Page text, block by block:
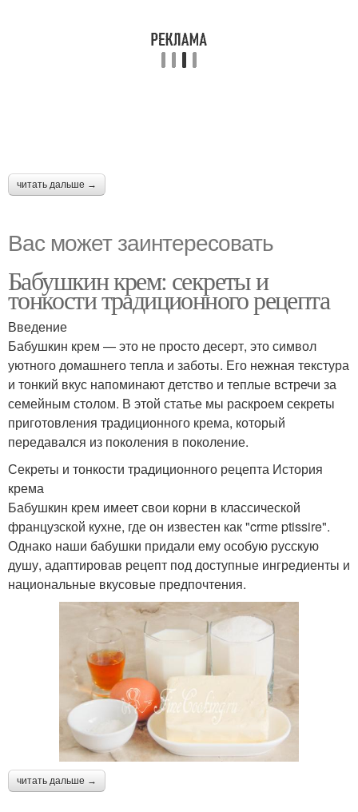
читать дальше →
Вас может заинтересовать
Бабушкин крем: секреты и
тонкости традиционного рецепта
Введение
Бабушкин крем — это не просто десерт, это символ
уютного домашнего тепла и заботы. Его нежная текстура
и тонкий вкус напоминают детство и теплые встречи за
семейным столом. В этой статье мы раскроем секреты
приготовления традиционного крема, который
передавался из поколения в поколение.
Секреты и тонкости традиционного рецепта История
крема
Бабушкин крем имеет свои корни в классической
французской кухне, где он известен как "crme ptissire".
Однако наши бабушки придали ему особую русскую
душу, адаптировав рецепт под доступные ингредиенты и
национальные вкусовые предпочтения.
читать дальше →